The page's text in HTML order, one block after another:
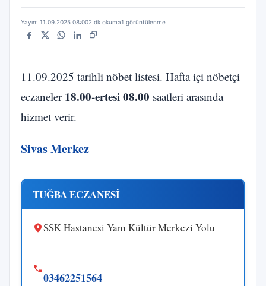
Yayın: 11.09.2025 08:002 dk okuma1 görüntülenme
Facebook
X WhatsApp
LinkedInBağlantıyı kopyala
11.09.2025 tarihli nöbet listesi. Hafta içi nöbetçi
eczaneler 18.00-ertesi 08.00 saatleri arasında
hizmet verir.
Sivas Merkez
TUĞBA ECZANESİ
SSK Hastanesi Yanı Kültür Merkezi Yolu
03462251564